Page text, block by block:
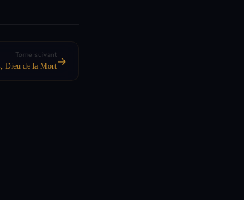
Tome suivant
Dieu de la Mort→